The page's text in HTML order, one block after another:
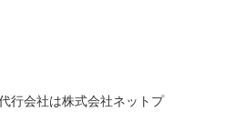
行会社は株式会社ネットプ